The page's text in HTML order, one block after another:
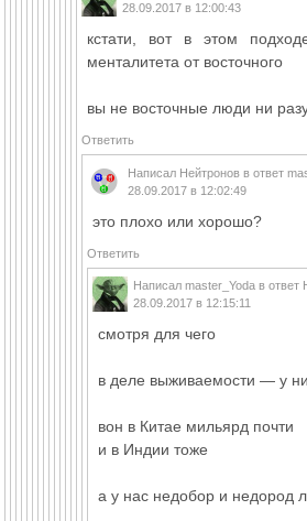
28.09.2017 в 12:00:43
кстати, вот в этом
менталитета от восточного
вы не восточные люди ни
Ответить
Написал Нейтронов в ответ
28.09.2017 в 12:02:49
это плохо или хорошо?
Ответить
Написал master_Yoda в ответ
28.09.2017 в 12:15:11
смотря для чего
в деле выживаемости — у
вон в Китае мильярд почти
и в Индии тоже
а у нас недобор и недород